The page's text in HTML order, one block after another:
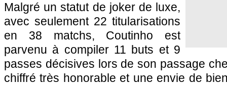
Malgré un statut de joker de luxe,
avec seulement 22 titularisations
en 38 matchs, Coutinho est
parvenu à compiler 11 buts et 9
passes décisives lors de son passage
chiffré très honorable et une envie de